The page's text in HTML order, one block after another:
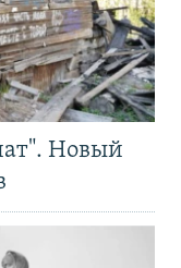
Новый